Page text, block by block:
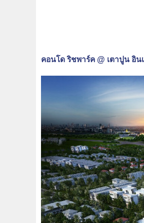
คอนโด ริชพาร์ค @ เตาปูน อิ